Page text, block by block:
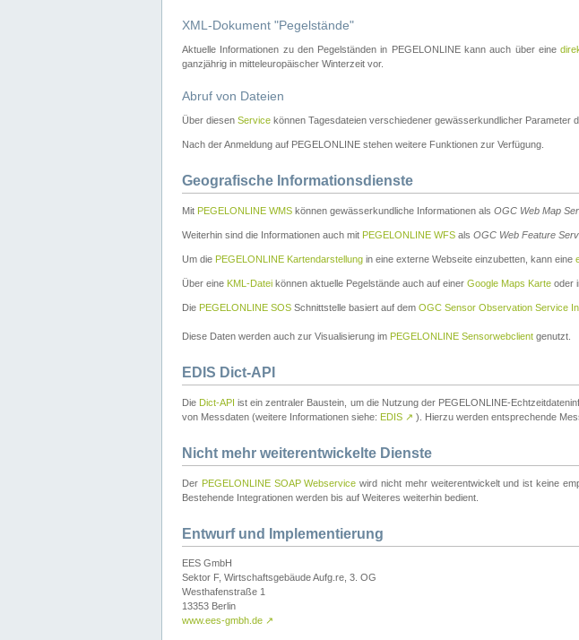
XML-Dokument "Pegelstände"
Aktuelle Informationen zu den Pegelständen in PEGELONLINE kann auch über eine
ganzjährig in mitteleuropäischer Winterzeit vor.
Abruf von Dateien
Über diesen Service können Tagesdateien verschiedener gewässerkundlicher Parameter
Nach der Anmeldung auf PEGELONLINE stehen weitere Funktionen zur Verfügung.
Geografische Informationsdienste
Mit PEGELONLINE WMS können gewässerkundliche Informationen als OGC Web Map
Weiterhin sind die Informationen auch mit PEGELONLINE WFS als OGC Web Feature
Um die PEGELONLINE Kartendarstellung in eine externe Webseite einzubetten, kann eine
Über eine KML-Datei können aktuelle Pegelstände auch auf einer Google Maps Karte oder
Die PEGELONLINE SOS Schnittstelle basiert auf dem OGC Sensor Observation Service
Diese Daten werden auch zur Visualisierung im PEGELONLINE Sensorwebclient genutzt.
EDIS Dict-API
Die Dict-API ist ein zentraler Baustein, um die Nutzung der PEGELONLINE-
von Messdaten (weitere Informationen siehe: EDIS ↗ ). Hierzu werden entsprechende
Nicht mehr weiterentwickelte Dienste
Der PEGELONLINE SOAP Webservice wird nicht mehr weiterentwickelt und ist keine
Bestehende Integrationen werden bis auf Weiteres weiterhin bedient.
Entwurf und Implementierung
EES GmbH
Sektor F, Wirtschaftsgebäude Aufg.re, 3. OG
Westhafenstraße 1
13353 Berlin
www.ees-gmbh.de ↗